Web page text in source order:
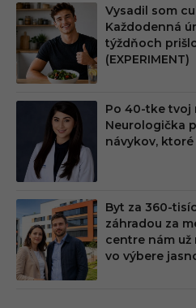
Vysadil som
Každodenná
týždňoch
(EXPERIMENT)
Po 40-tke tvoj
Neurologička
návykov,
Byt za 360-
záhradou za
centre nám už
vo výbere